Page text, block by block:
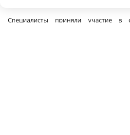
Специалисты приняли участие в